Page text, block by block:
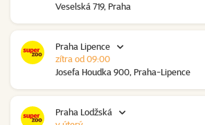
Veselská 719, Praha
Praha Lipence
Josefa Houdka 900, Praha-Lipence
zítra od 09:00
Praha Lodžská